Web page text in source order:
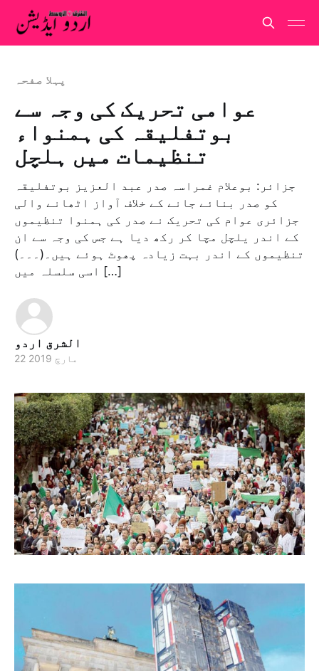
پہلا صفحہ
عوامی تحریک کی وجہ سے
بوتفلیقہ کی ہمنواء
تنظیمات میں ہلچل
جزائر: بوعلام غمراسہ صدر عبد العزیز بوتفلیقہ
کو صدر بنائے جانے کے خلاف آواز اٹھانے والی
جزائری عوام کی تحریک نے صدر کی ہمنوا تنظیموں
کے اندر یلچل مچا کر رکھ دیا ہے جس کی وجہ سے ان
تنظیموں کے اندر بہت زیادہ پھوٹ ہوئے ہیں۔(۔۔۔)
اسی سلسلہ میں […]
الشرق اردو
22 مارچ 2019